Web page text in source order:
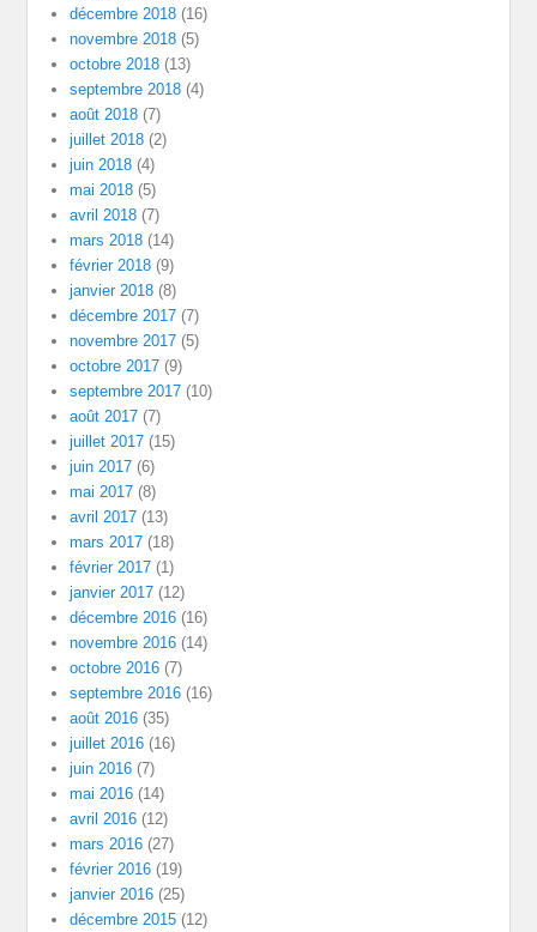
décembre 2018 (16)
novembre 2018 (5)
octobre 2018 (13)
septembre 2018 (4)
août 2018 (7)
juillet 2018 (2)
juin 2018 (4)
mai 2018 (5)
avril 2018 (7)
mars 2018 (14)
février 2018 (9)
janvier 2018 (8)
décembre 2017 (7)
novembre 2017 (5)
octobre 2017 (9)
septembre 2017 (10)
août 2017 (7)
juillet 2017 (15)
juin 2017 (6)
mai 2017 (8)
avril 2017 (13)
mars 2017 (18)
février 2017 (1)
janvier 2017 (12)
décembre 2016 (16)
novembre 2016 (14)
octobre 2016 (7)
septembre 2016 (16)
août 2016 (35)
juillet 2016 (16)
juin 2016 (7)
mai 2016 (14)
avril 2016 (12)
mars 2016 (27)
février 2016 (19)
janvier 2016 (25)
décembre 2015 (12)